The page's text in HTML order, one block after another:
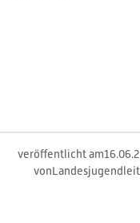
veröffentlicht am16.06.
von